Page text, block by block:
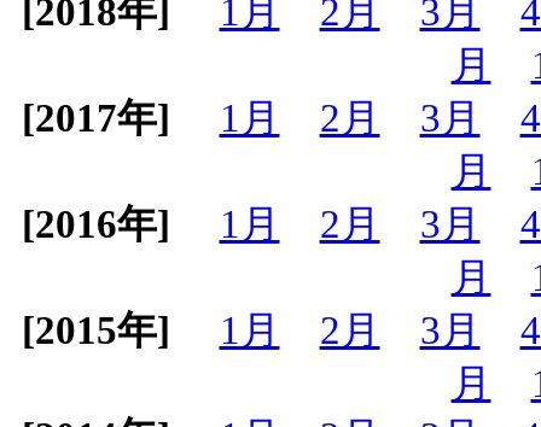
[2018年] 1月 2月 3月
月
[2017年]
1月 2月 3月
月
[2016年]
1月 2月 3月
月
[2015年]
1月 2月 3月
月